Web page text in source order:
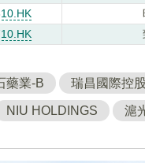
藥業-B 瑞昌國際控股
NIU HOLDINGS 滬